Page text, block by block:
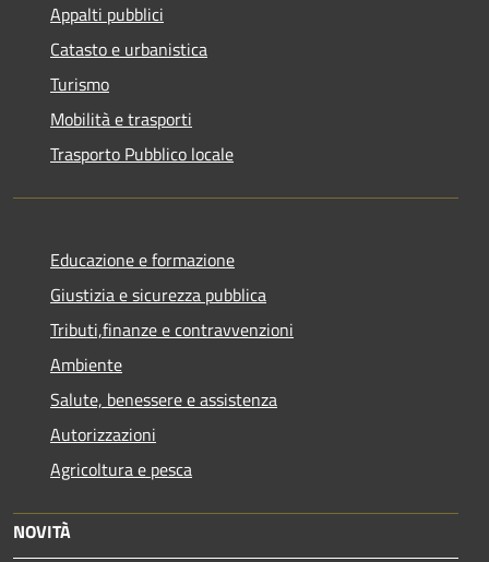
Appalti pubblici
Catasto e urbanistica
Turismo
Mobilità e trasporti
Trasporto Pubblico locale
Educazione e formazione
Giustizia e sicurezza pubblica
Tributi,finanze e contravvenzioni
Ambiente
Salute, benessere e assistenza
Autorizzazioni
Agricoltura e pesca
NOVITÀ